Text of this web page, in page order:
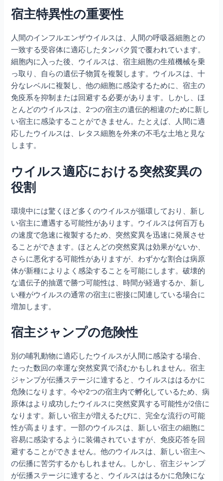
宿主特異性の重要性
人間のインフルエンザウイルスは、人間の呼吸器細胞との
一致する受容体に適応したタンパク質で覆われています。
細胞内に入った後、ウイルスは、宿主細胞の生殖機械を乗
っ取り、自らの遺伝子物質を複製します。ウイルスは、十
分なレベルに複製し、他の細胞に感染するために、宿主の
免疫系を抑制または回避する必要があります。しかし、ほ
とんどのウイルスは、2つの宿主の遺伝的相違のために新し
い宿主に感染することができません。たとえば、人間に適
応したウイルスは、レタス細胞を外来の不毛な土地と見な
します。
ウイルス適応における突然変異の
役割
環境中には驚くほど多くのウイルスが循環しており、新し
い宿主に遭遇する可能性があります。ウイルスは何百万も
の速度で急速に複製するため、突然変異を迅速に発展させ
ることができます。ほとんどの突然変異は効果がないか、
さらに悪化する可能性がありますが、わずかな割合は病原
体が新種によりよく感染することを可能にします。破壊的
な遺伝子的抽選で勝つ可能性は、時間が経過するか、新し
い種がウイルスの通常の宿主に密接に関連している場合に
増加します。
宿主ジャンプの危険性
別の哺乳動物に適応したウイルスが人間に感染する場合、
たった数回の幸運な突然変異で済むかもしれません。宿主
ジャンプが伝播ステージに達すると、ウイルスははるかに
危険になります。今や2つの宿主内で孵化しているため、病
原体はより成功したウイルスに突然変異する可能性が2倍に
なります。新しい宿主が増えるたびに、完全な流行の可能
性が高まります。一部のウイルスは、新しい宿主の細胞に
容易に感染するように装備されていますが、免疫応答を回
避することができません。他のウイルスは、新しい宿主へ
の伝播に苦労するかもしれません。しかし、宿主ジャンプ
が伝播ステージに達すると、ウイルスははるかに危険にな